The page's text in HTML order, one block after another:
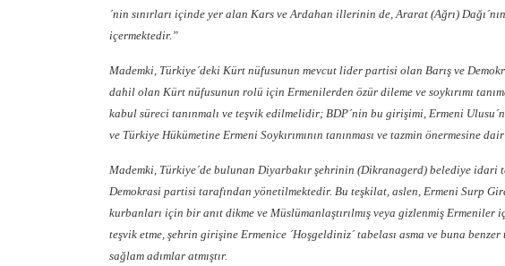
´nin sınırları içinde yer alan Kars ve Ardahan illerinin de, Ararat (Ağrı)
içermektedir.”
Mademki, Türkiye´deki Kürt nüfusunun mevcut lider partisi olan Barış ve
dahil olan Kürt nüfusunun rolü için Ermenilerden özür dileme ve soykırımı
kabul süreci tanınmalı ve teşvik edilmelidir; BDP´nin bu girişimi, Ermeni
ve Türkiye Hükümetine Ermeni Soykırımının tanınması ve tazmin önermesine
Mademki, Türkiye´de bulunan Diyarbakır şehrinin (Dikranagerd) belediye idari
Demokrasi partisi tarafından yönetilmektedir. Bu teşkilat, aslen, Ermeni Surp
kurbanları için bir anıt dikme ve Müslümanlaştırılmış veya gizlenmiş
teşvik etme, şehrin girişine Ermenice ´Hoşgeldiniz´ tabelası asma ve buna
sağlam adımlar atmıştır.